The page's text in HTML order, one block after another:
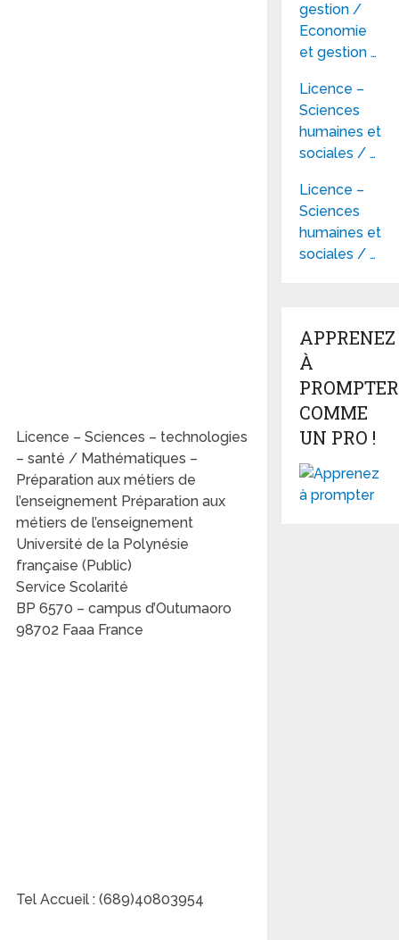
Licence – Sciences – technologies
– santé / Mathématiques –
Préparation aux métiers de
l’enseignement Préparation aux
métiers de l’enseignement
Université de la Polynésie
française (Public)
Service Scolarité
BP 6570 – campus d’Outumaoro
98702 Faaa France
Tel Accueil : (689)40803954
gestion /
Economie
et gestion …
Licence –
Sciences
humaines et
sociales / …
Licence –
Sciences
humaines et
sociales / …
APPRENEZ
À
PROMPTER
COMME
UN PRO !